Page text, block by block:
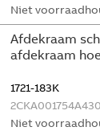
Niet
Afdekraam
afdekraam
1721-183K
Niet